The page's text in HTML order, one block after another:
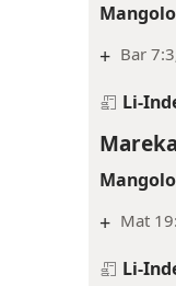
+ Bar
Li-
+ Mat
Li-